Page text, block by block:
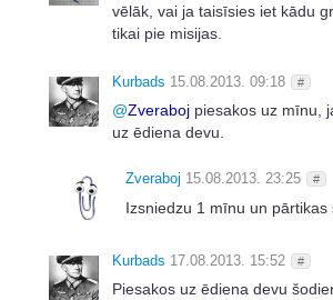
vēlāk, vai ja taisīsies iet kādu
tikai pie misijas.
Kurbads 15.08.2013. 09:18 #
@Zveraboj piesakos uz mīnu,
uz ēdiena devu.
Zveraboj 15.08.2013. 23:25 #
Izsniedzu 1 mīnu un pārtikas
Kurbads 17.08.2013. 15:52 #
Piesakos uz ēdiena devu